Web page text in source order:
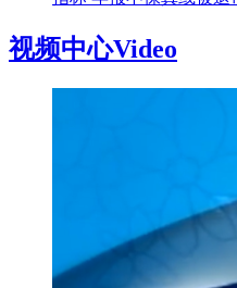
视频中心Video